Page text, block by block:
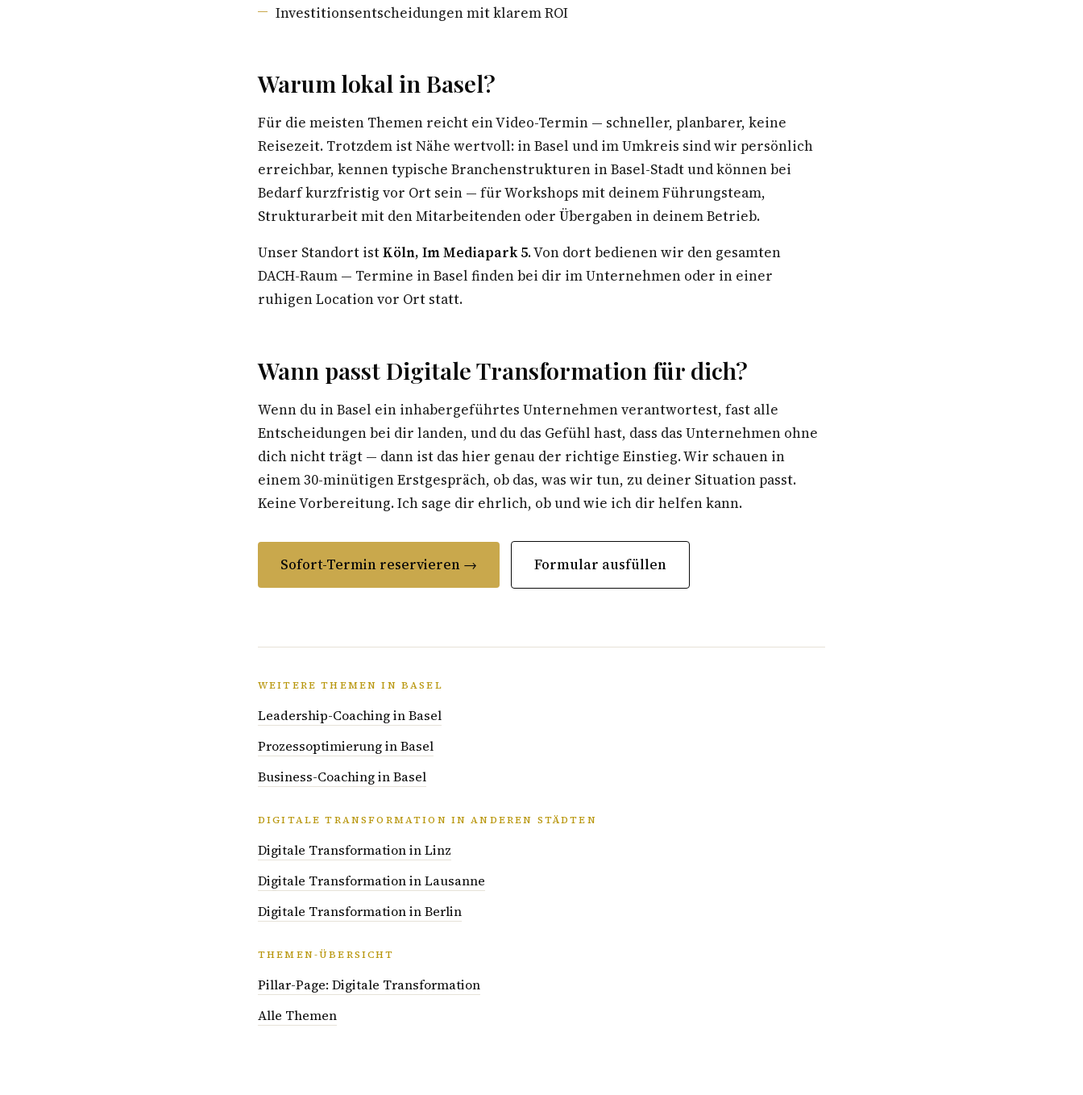
Investitionsentscheidungen mit klarem ROI
Warum lokal in Basel?
Für die meisten Themen reicht ein Video-Termin — schneller, planbarer, keine
Reisezeit. Trotzdem ist Nähe wertvoll: in Basel und im Umkreis sind wir persönlich
erreichbar, kennen typische Branchenstrukturen in Basel-Stadt und können bei
Bedarf kurzfristig vor Ort sein — für Workshops mit deinem Führungsteam,
Strukturarbeit mit den Mitarbeitenden oder Übergaben in deinem Betrieb.
Unser Standort istKöln, Im Mediapark 5. Von dort bedienen wir den gesamten
DACH-Raum — Termine in Basel finden bei dir im Unternehmen oder in einer
ruhigen Location vor Ort statt.
Wann passt Digitale Transformation für dich?
Wenn du in Basel ein inhabergeführtes Unternehmen verantwortest, fast alle
Entscheidungen bei dir landen, und du das Gefühl hast, dass das Unternehmen ohne
dich nicht trägt — dann ist das hier genau der richtige Einstieg. Wir schauen in
einem 30-minütigen Erstgespräch, ob das, was wir tun, zu deiner Situation passt.
Keine Vorbereitung. Ich sage dir ehrlich, ob und wie ich dir helfen kann.
Sofort-Termin reservieren → Formular ausfüllen
WEITERE THEMEN IN BASEL
Leadership-Coaching in Basel
Prozessoptimierung in Basel
Business-Coaching in Basel
DIGITALE TRANSFORMATION IN ANDEREN STÄDTEN
Digitale Transformation in Linz
Digitale Transformation in Lausanne
Digitale Transformation in Berlin
THEMEN-ÜBERSICHT
Pillar-Page: Digitale Transformation
Alle Themen